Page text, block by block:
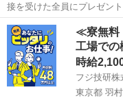
2,0…
埼玉 さいたま市 そ
≪寮無料
工場で
時給
フジ技研
東京都 羽